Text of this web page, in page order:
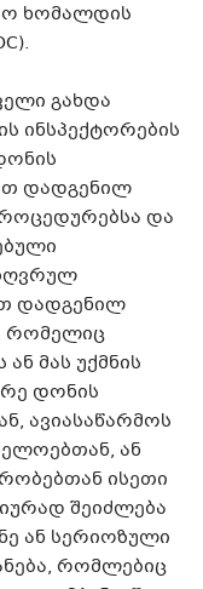
ხომალდის
გახდა
ინსპექტორების
დადგენილ
და
დადგენილ
რომელიც
მას უქმნის
დონის
ავიასაწარმოს
ან
ისეთი
შეიძლება
ან სერიოზული
რომლებიც